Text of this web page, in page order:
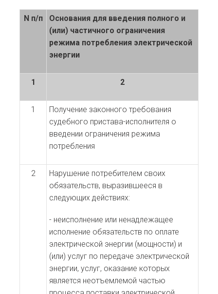
N п/п
Основания для введения полного и
(или) частичного ограничения
режима потребления электрической
энергии
1 2
1
Получение законного требования
судебного пристава-исполнителя о
введении ограничения режима
потребления
2
Нарушение потребителем своих
обязательств, выразившееся в
следующих действиях:
- неисполнение или ненадлежащее
исполнение обязательств по оплате
электрической энергии (мощности) и
(или) услуг по передаче электрической
энергии, услуг, оказание которых
является неотъемлемой частью